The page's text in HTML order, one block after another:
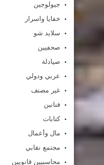
جيولوجين
خفايا واسرار
سلايد شو
صحفيين
صيادلة
عربي ودولي
غير مصنف
فنانين
كتابات
مال وأعمال
مجتمع نقابي
محاسبيين قانويين